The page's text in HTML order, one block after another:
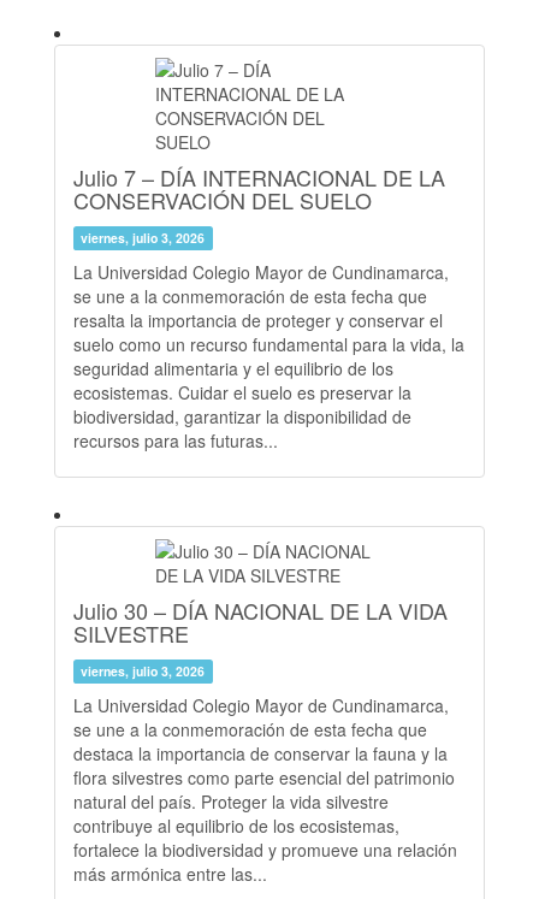
Julio 7 – DÍA INTERNACIONAL DE LA
CONSERVACIÓN DEL SUELO
viernes, julio 3, 2026
La Universidad Colegio Mayor de Cundinamarca,
se une a la conmemoración de esta fecha que
resalta la importancia de proteger y conservar el
suelo como un recurso fundamental para la vida, la
seguridad alimentaria y el equilibrio de los
ecosistemas. Cuidar el suelo es preservar la
biodiversidad, garantizar la disponibilidad de
recursos para las futuras...
Julio 30 – DÍA NACIONAL DE LA VIDA
SILVESTRE
viernes, julio 3, 2026
La Universidad Colegio Mayor de Cundinamarca,
se une a la conmemoración de esta fecha que
destaca la importancia de conservar la fauna y la
flora silvestres como parte esencial del patrimonio
natural del país. Proteger la vida silvestre
contribuye al equilibrio de los ecosistemas,
fortalece la biodiversidad y promueve una relación
más armónica entre las...